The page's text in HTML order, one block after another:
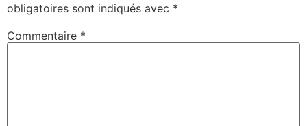
obligatoires sont indiqués avec *
Commentaire *